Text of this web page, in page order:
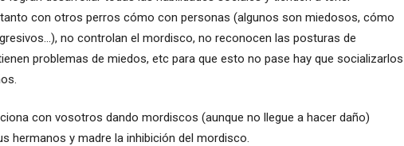
con otros perros cómo con personas (algunos son miedosos, cómo
no controlan el mordisco, no reconocen las posturas de
problemas de miedos, etc para que esto no pase hay que socializarlos
con vosotros dando mordiscos (aunque no llegue a hacer daño)
hermanos y madre la inhibición del mordisco.